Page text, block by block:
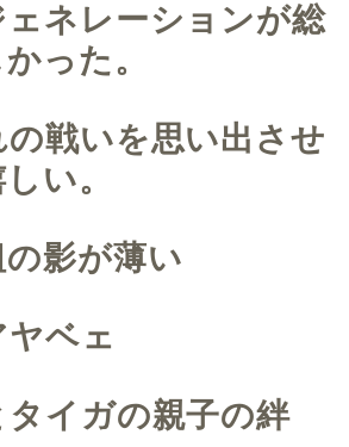
ェネレーションが総
った。
の戦いを思い出させ
い。
の影が薄い
ヤベェ
タイガの親子の絆